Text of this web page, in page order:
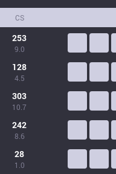
CS
253
9.0
128
4.5
303
10.7
242
8.6
28
1.0